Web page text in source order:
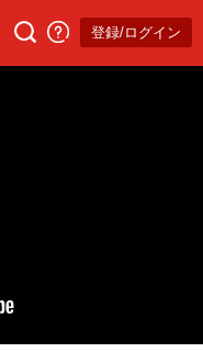
登録/ログイン